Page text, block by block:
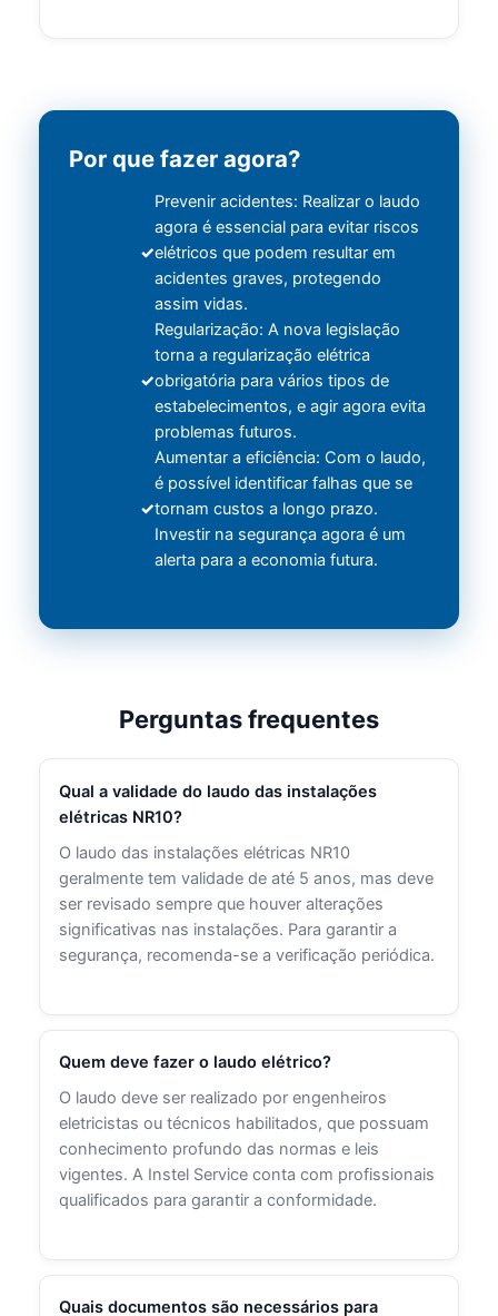
Por que fazer agora?
Prevenir acidentes: Realizar o laudo
agora é essencial para evitar riscos
elétricos que podem resultar em
acidentes graves, protegendo
assim vidas.
Regularização: A nova legislação
torna a regularização elétrica
obrigatória para vários tipos de
estabelecimentos, e agir agora evita
problemas futuros.
Aumentar a eficiência: Com o laudo,
é possível identificar falhas que se
tornam custos a longo prazo.
Investir na segurança agora é um
alerta para a economia futura.
Perguntas frequentes
Qual a validade do laudo das instalações
elétricas NR10?
O laudo das instalações elétricas NR10
geralmente tem validade de até 5 anos, mas deve
ser revisado sempre que houver alterações
significativas nas instalações. Para garantir a
segurança, recomenda-se a verificação periódica.
Quem deve fazer o laudo elétrico?
O laudo deve ser realizado por engenheiros
eletricistas ou técnicos habilitados, que possuam
conhecimento profundo das normas e leis
vigentes. A Instel Service conta com profissionais
qualificados para garantir a conformidade.
Quais documentos são necessários para